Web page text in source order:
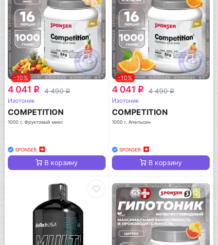
-10%
4 041 q 4 490q
Изотоник
COMPETITION
1000 г, Фруктовый микс
SPONSER
В корзину
-10%
4 041 q 4 490q
Изотоник
COMPETITION
1000 г, Апельсин
SPONSER
В корзину